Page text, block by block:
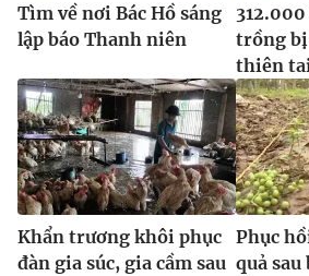
Tìm về nơi Bác Hồ sáng
lập báo Thanh niên
trồng bị
thiên tai
Khẩn trương khôi phục
đàn gia súc, gia cầm sau
Phục
quả sau